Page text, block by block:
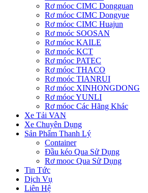
Rơ móoc CIMC Dongguan
Rơ móoc CIMC Dongyue
Rơ móoc CIMC Huajun
Rơ moóc SOOSAN
Rơ móoc KAILE
Rơ moóc KCT
Rơ móoc PATEC
Rơ móoc THACO
Rơ moóc TIANRUI
Rơ móoc XINHONGDONG
Rơ móoc YUNLI
Rơ móoc Các Hãng Khác
Xe Tải VAN
Xe Chuyên Dụng
Sản Phẩm Thanh Lý
Container
Đầu kéo Qua Sử Dụng
Rơ mooc Qua Sử Dụng
Tin Tức
Dịch Vụ
Liên Hệ